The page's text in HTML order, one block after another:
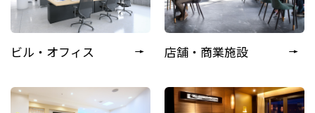
ビル・オフィス 店舗・商業施設